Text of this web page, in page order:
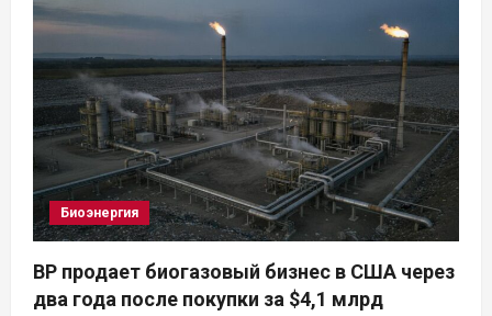
Биоэнергия
BP продает биогазовый бизнес в США через
два года после покупки за $4,1 млрд